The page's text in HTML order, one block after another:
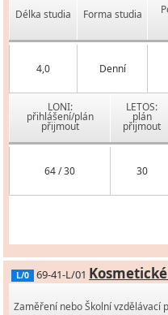
Délka studia Forma studia
4,0 Denní
LONI:
přihlášení/plán
přijmout
LETOS:
plán
přijmout
64 / 30 30
L/0 69-41-L/01
Zaměření nebo Školní vzdělávací